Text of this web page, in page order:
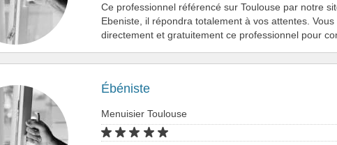
Ce professionnel référencé sur Toulouse par notre
Ebeniste, il répondra totalement à vos attentes.
directement et gratuitement ce professionnel pour
Ébéniste
Menuisier Toulouse